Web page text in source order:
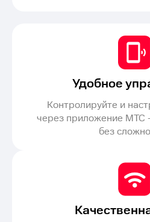
Удобное
Контролируйте и
через приложение МТС
без